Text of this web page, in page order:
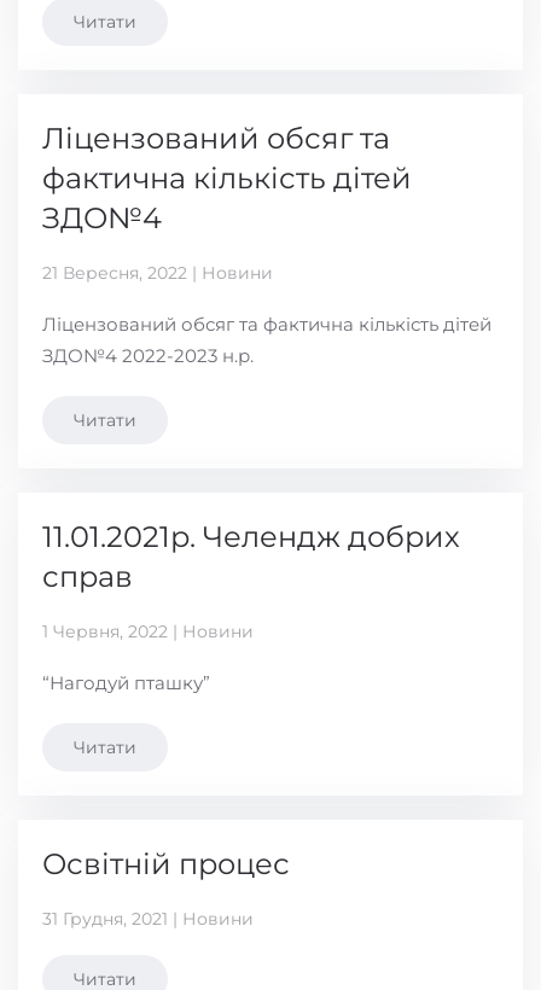
Читати
Ліцензований обсяг та
фактична кількість дітей
ЗДО№4
21 Вересня, 2022 | Новини
Ліцензований обсяг та фактична кількість дітей
ЗДО№4 2022-2023 н.р.
Читати
11.01.2021р. Челендж добрих
справ
1 Червня, 2022 | Новини
“Нагодуй пташку”
Читати
Освітній процес
31 Грудня, 2021 | Новини
Читати